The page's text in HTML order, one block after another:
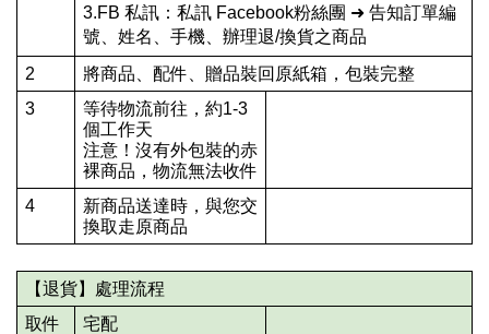
3.FB 私訊：私訊 Facebook粉絲團 ➜ 告知訂單編
號、姓名、手機、辦理退/換貨之商品
2
將商品、配件、贈品裝回原紙箱，包裝完整
3
等待物流前往，約1-3
個工作天
注意！沒有外包裝的赤
裸商品，物流無法收件
4
新商品送達時，與您交
換取走原商品
【退貨】處理流程
取件
宅配